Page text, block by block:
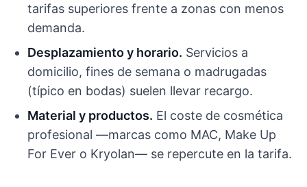
tarifas superiores frente a zonas con menos
demanda.
Desplazamiento y horario. Servicios a
domicilio, fines de semana o madrugadas
(típico en bodas) suelen llevar recargo.
Material y productos. El coste de cosmética
profesional —marcas como MAC, Make Up
For Ever o Kryolan— se repercute en la tarifa.